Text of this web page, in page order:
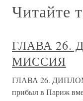
Читайте
ГЛАВА 26.
МИССИЯ
ГЛАВА 26.
прибыл в Париж